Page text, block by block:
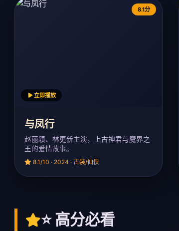
8.1分
立即播放
与凤行
赵丽颖、林更新主演，上古神君与魔界之
王的爱情故事。
8.1/10 · 2024 · 古装/仙侠
⭐ 高分必看